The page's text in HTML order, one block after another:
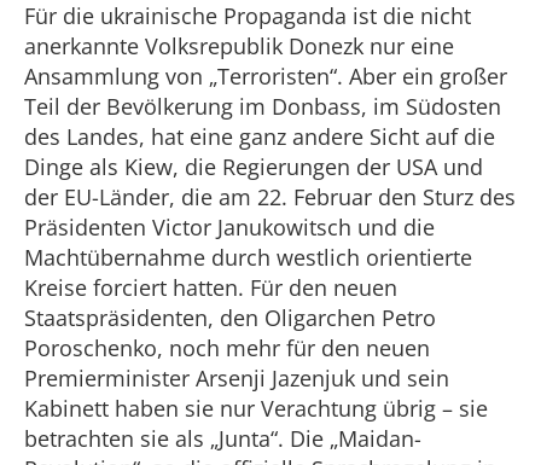
Für die ukrainische Propaganda ist die nicht
anerkannte Volksrepublik Donezk nur eine
Ansammlung von „Terroristen“. Aber ein großer
Teil der Bevölkerung im Donbass, im Südosten
des Landes, hat eine ganz andere Sicht auf die
Dinge als Kiew, die Regierungen der USA und
der EU-Länder, die am 22. Februar den Sturz des
Präsidenten Victor Janukowitsch und die
Machtübernahme durch westlich orientierte
Kreise forciert hatten. Für den neuen
Staatspräsidenten, den Oligarchen Petro
Poroschenko, noch mehr für den neuen
Premierminister Arsenji Jazenjuk und sein
Kabinett haben sie nur Verachtung übrig – sie
betrachten sie als „Junta“. Die „Maidan-